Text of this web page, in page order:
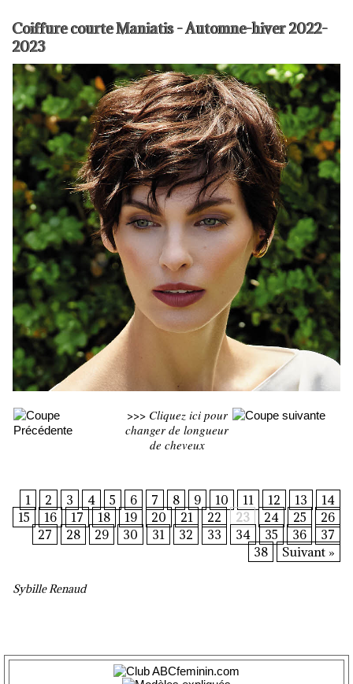
Coiffure courte Maniatis - Automne-hiver 2022-
2023
>>> Cliquez ici pour
changer de longueur
de cheveux
1 2 3 4 5 6 7 8 9 10 11 12 13
14
15
16 17 18 19 20 21 22 23 24 25
26
27
28 29 30 31 32 33 34 35 36
37
38
Suivant »
Sybille Renaud